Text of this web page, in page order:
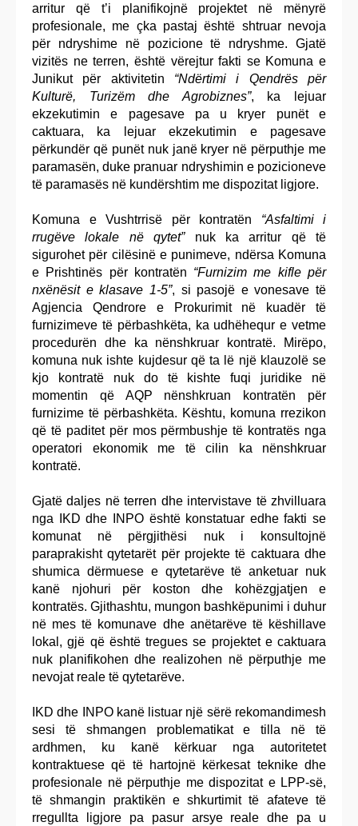
arritur që t’i planifikojnë projektet në mënyrë
profesionale, me çka pastaj është shtruar nevoja
për ndryshime në pozicione të ndryshme. Gjatë
vizitës ne terren, është vërejtur fakti se Komuna e
Junikut për aktivitetin “Ndërtimi i Qendrës për
Kulturë, Turizëm dhe Agrobiznes”, ka lejuar
ekzekutimin e pagesave pa u kryer punët e
caktuara, ka lejuar ekzekutimin e pagesave
përkundër që punët nuk janë kryer në përputhje me
paramasën, duke pranuar ndryshimin e pozicioneve
të paramasës në kundërshtim me dispozitat ligjore.
Komuna e Vushtrrisë për kontratën “Asfaltimi i
rrugëve lokale në qytet”nuk ka arritur që të
sigurohet për cilësinë e punimeve, ndërsa Komuna
e Prishtinës për kontratën “Furnizim me kifle për
nxënësit e klasave 1-5”, si pasojë e vonesave të
Agjencia Qendrore e Prokurimit në kuadër të
furnizimeve të përbashkëta, ka udhëhequr e vetme
procedurën dhe ka nënshkruar kontratë. Mirëpo,
komuna nuk ishte kujdesur që ta lë një klauzolë se
kjo kontratë nuk do të kishte fuqi juridike në
momentin që AQP nënshkruan kontratën për
furnizime të përbashkëta. Kështu, komuna rrezikon
që të paditet për mos përmbushje të kontratës nga
operatori ekonomik me të cilin ka nënshkruar
kontratë.
Gjatë daljes në terren dhe intervistave të zhvilluara
nga IKD dhe INPO është konstatuar edhe fakti se
komunat në përgjithësi nuk i konsultojnë
paraprakisht qytetarët për projekte të caktuara dhe
shumica dërmuese e qytetarëve të anketuar nuk
kanë njohuri për koston dhe kohëzgjatjen e
kontratës. Gjithashtu, mungon bashkëpunimi i duhur
në mes të komunave dhe anëtarëve të këshillave
lokal, gjë që është tregues se projektet e caktuara
nuk planifikohen dhe realizohen në përputhje me
nevojat reale të qytetarëve.
IKD dhe INPO kanë listuar një sërë rekomandimesh
sesi të shmangen problematikat e tilla në të
ardhmen, ku kanë kërkuar nga autoritetet
kontraktuese që të hartojnë kërkesat teknike dhe
profesionale në përputhje me dispozitat e LPP-së,
të shmangin praktikën e shkurtimit të afateve të
rregullta ligjore pa pasur arsye reale dhe pa u